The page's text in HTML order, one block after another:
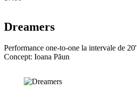
Dreamers
Performance one-to-one la intervale de 20'
Concept: Ioana Păun